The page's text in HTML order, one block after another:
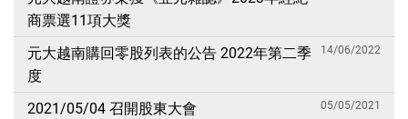
商票選11項大獎
元大越南購回零股列表的公告 2022年第二季
度
14/06/2022
2021/05/04 召開股東大會 05/05/2021